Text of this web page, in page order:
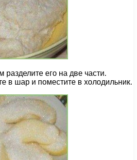
разделите его на две части.
в шар и поместите в холодильник.